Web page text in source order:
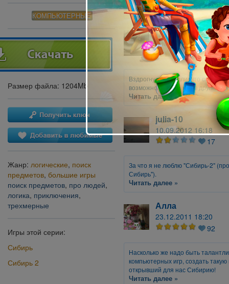
КОМПЬЮТЕРНЫЕ
Размер файла: 1204Mb
Жанр: логические, поиск
предметов, большие игры
поиск предметов, про людей,
логика, приключения,
трехмерные
Игры этой серии:
Сибирь
Сибирь 2
Читать далее »
грибник
18.01.2013 12:27
21
Вздрогнул от мысли, что сам
возможно то, чего нет в других
Читать далее »
julia-10
10.09.2012 16:18
17
За что я не люблю "Сибирь-2"
Сибирь").
Читать далее »
Алла
23.12.2011 18:20
92
Насколько же надо быть
компьютерных игр, создать
открывший для нас Сибирию!
Читать далее »